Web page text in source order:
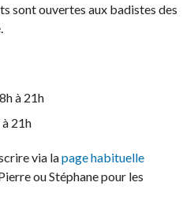
sont ouvertes aux badistes des
à 21h
21h
via lapage habituelle
ou Stéphane pour les